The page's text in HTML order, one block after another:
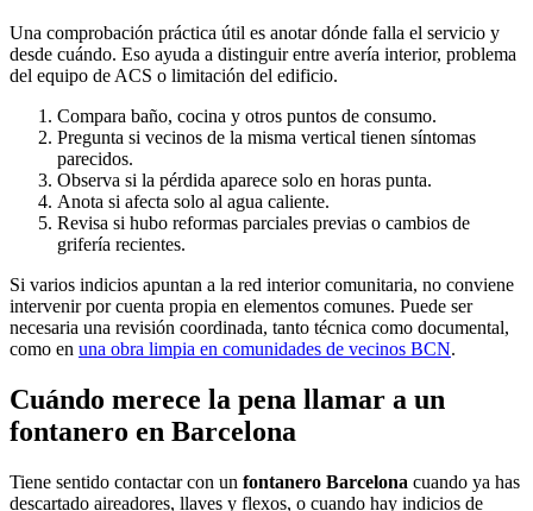
Una comprobación práctica útil es anotar dónde falla el servicio y
desde cuándo. Eso ayuda a distinguir entre avería interior, problema
del equipo de ACS o limitación del edificio.
Compara baño, cocina y otros puntos de consumo.
Pregunta si vecinos de la misma vertical tienen síntomas
parecidos.
Observa si la pérdida aparece solo en horas punta.
Anota si afecta solo al agua caliente.
Revisa si hubo reformas parciales previas o cambios de
grifería recientes.
Si varios indicios apuntan a la red interior comunitaria, no conviene
intervenir por cuenta propia en elementos comunes. Puede ser
necesaria una revisión coordinada, tanto técnica como documental,
como en una obra limpia en comunidades de vecinos BCN.
Cuándo merece la pena llamar a un
fontanero en Barcelona
Tiene sentido contactar con un fontanero Barcelona cuando ya has
descartado aireadores, llaves y flexos, o cuando hay indicios de